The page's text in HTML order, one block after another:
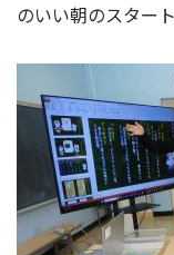
のいい朝のスタート